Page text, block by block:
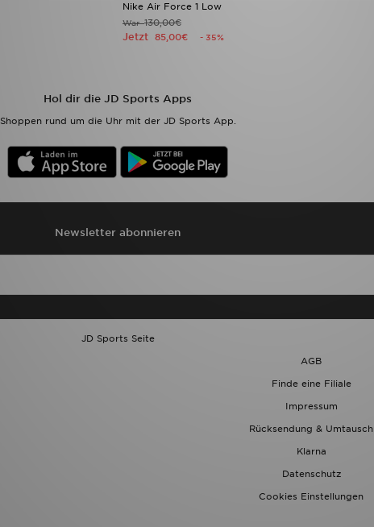
Nike Air Force 1 Low
War130,00€
Jetzt 85,00€ - 35%
Hol dir die JD Sports Apps
Shoppen rund um die Uhr mit der JD Sports App.
Newsletter abonnieren
JD Sports Seite
AGB
Finde eine Filiale
Impressum
Rücksendung & Umtausch
Klarna
Datenschutz
Cookies Einstellungen